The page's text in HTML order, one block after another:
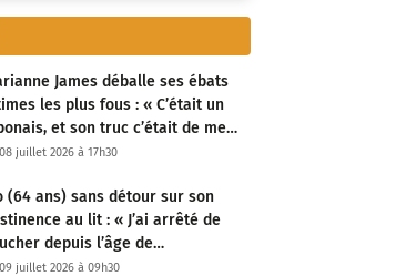
James déballe ses ébats
les plus fous : « C’était un
et son truc c’était de me…
08 juillet 2026 à 17h30
(64 ans) sans détour sur son
au lit : « J’ai arrêté de
depuis l’âge de…
09 juillet 2026 à 09h30